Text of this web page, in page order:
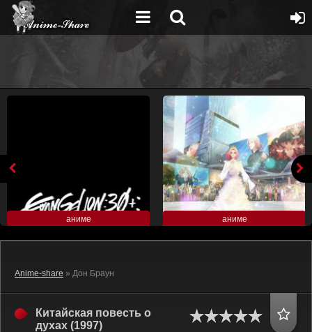
аниме аниме
Anime-share » Дон Браун
Китайская повесть о
духах (1997)